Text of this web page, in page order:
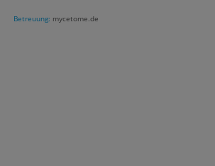
Betreuung: mycetome.de